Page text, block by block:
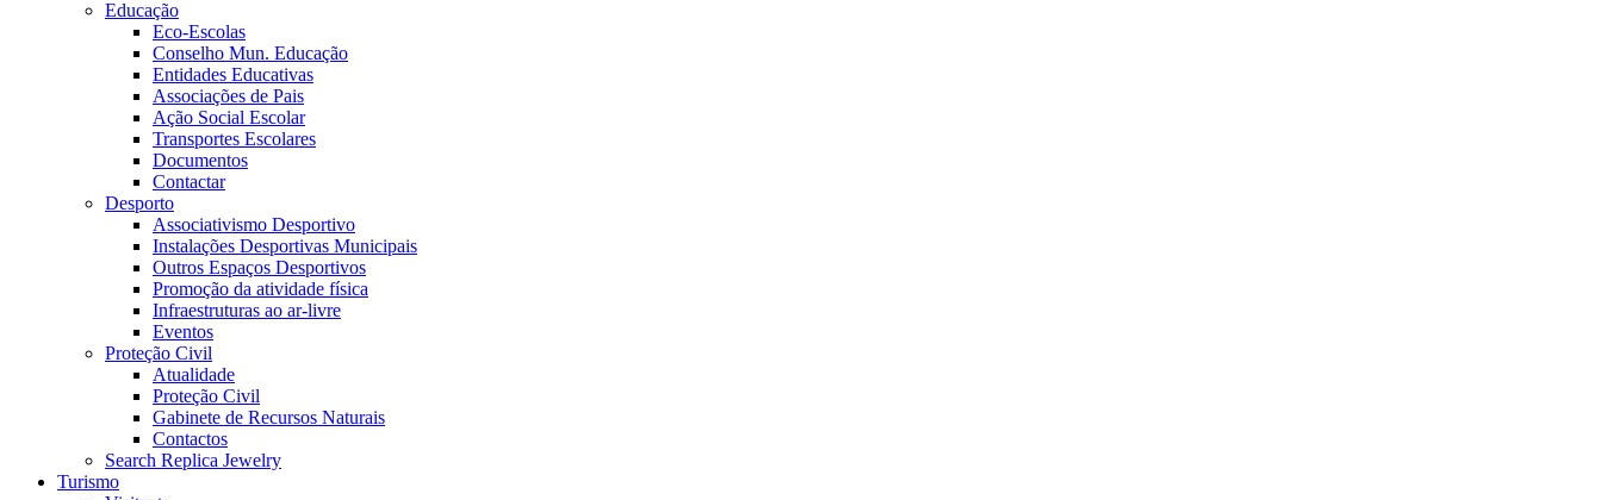
Educação
Eco-Escolas
Conselho Mun. Educação
Entidades Educativas
Associações de Pais
Ação Social Escolar
Transportes Escolares
Documentos
Contactar
Desporto
Associativismo Desportivo
Instalações Desportivas Municipais
Outros Espaços Desportivos
Promoção da atividade física
Infraestruturas ao ar-livre
Eventos
Proteção Civil
Atualidade
Proteção Civil
Gabinete de Recursos Naturais
Contactos
Search Replica Jewelry
Turismo